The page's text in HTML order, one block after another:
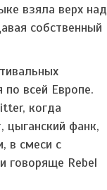
взяла верх над
собственный
всей Европе.
когда
цыганский фанк,
в смеси с
говоряще Rebel